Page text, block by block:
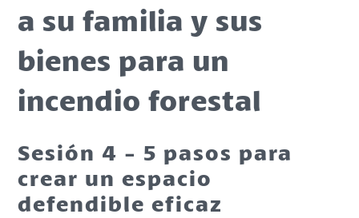
a su familia y sus
bienes para un
incendio forestal
Sesión 4 - 5 pasos para
crear un espacio
defendible eficaz